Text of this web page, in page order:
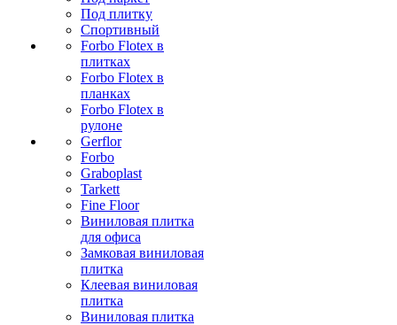
Под плитку
Спортивный
Forbo Flotex в
плитках
Forbo Flotex в
планках
Forbo Flotex в
рулоне
Gerflor
Forbo
Graboplast
Tarkett
Fine Floor
Виниловая плитка
для офиса
Замковая виниловая
плитка
Клеевая виниловая
плитка
Виниловая плитка